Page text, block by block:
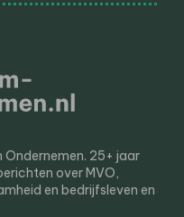
Ondernemen. 25+ jaar
over MVO,
en bedrijfsleven en